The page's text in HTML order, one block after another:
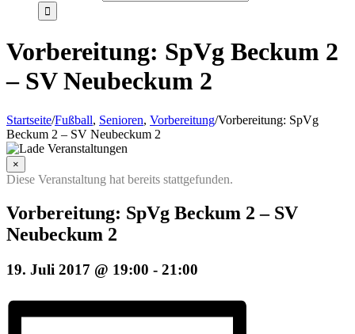
Vorbereitung: SpVg Beckum 2
– SV Neubeckum 2
Startseite/Fußball, Senioren, Vorbereitung/Vorbereitung: SpVg
Beckum 2 – SV Neubeckum 2
×
Diese Veranstaltung hat bereits stattgefunden.
Vorbereitung: SpVg Beckum 2 – SV
Neubeckum 2
19. Juli 2017 @ 19:00 - 21:00